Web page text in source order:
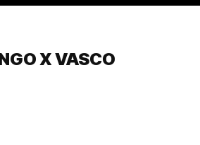
X VASCO